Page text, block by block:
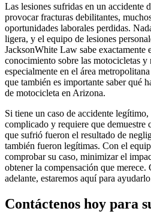
Las lesiones sufridas en un accidente
provocar fracturas debilitantes,
oportunidades laborales perdidas.
ligera, y el equipo de lesiones
JacksonWhite Law sabe exactamente
conocimiento sobre las motocicletas
especialmente en el área
que también es importante saber qué
de motocicleta en Arizona.
Si tiene un caso de accidente legítimo,
complicado y requiere que demuestre
que sufrió fueron el resultado de
también fueron legítimas. Con el
comprobar su caso, minimizar el
obtener la compensación que merece.
adelante, estaremos aquí para
Contáctenos hoy para